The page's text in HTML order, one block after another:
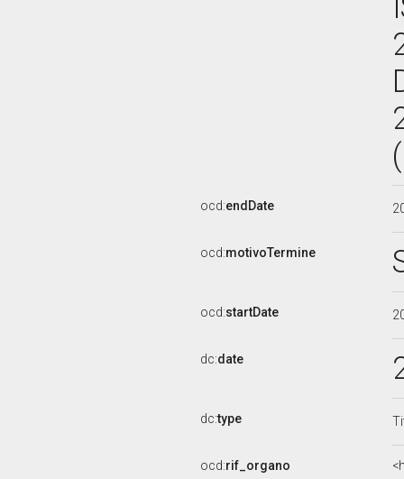
ocd:endDate
ocd:motivoTermine
ocd:startDate
dc:date
dc:type
ocd:rif_organo